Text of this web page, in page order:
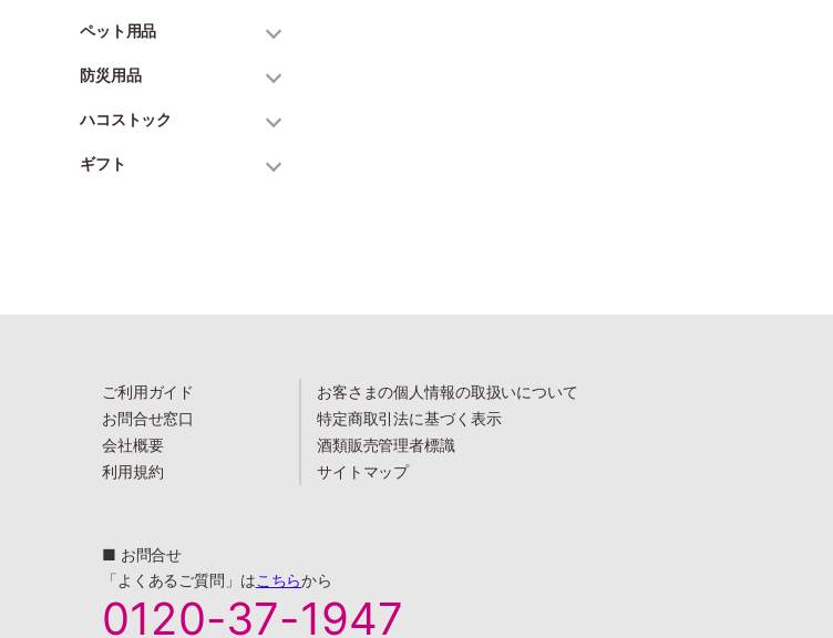
ペット用品
防災用品
ハコストック
ギフト
ご利用ガイド
お問合せ窓口
会社概要
利用規約
お客さまの個人情報の取扱いについて
特定商取引法に基づく表示
酒類販売管理者標識
サイトマップ
■ お問合せ
「よくあるご質問」はこちらから
0120-37-1947